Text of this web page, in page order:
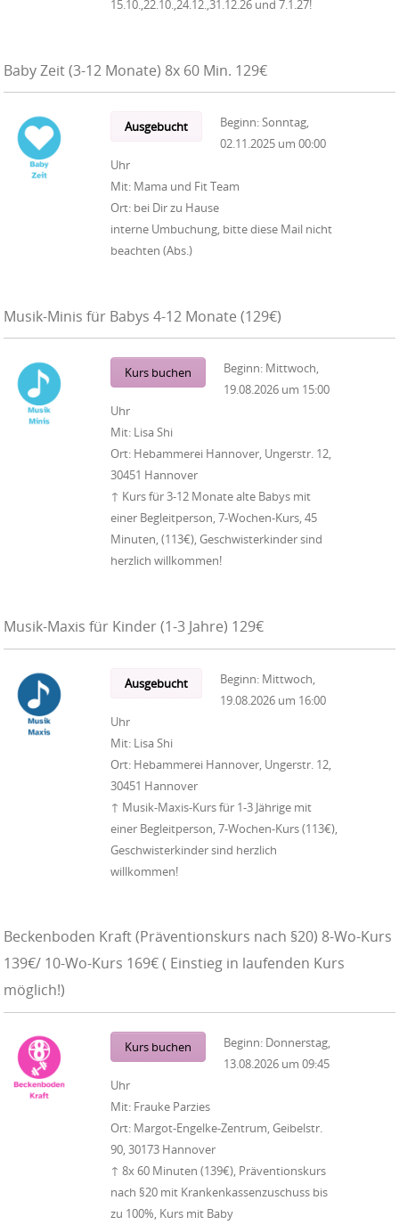
15.10.,22.10.,24.12.,31.12.26 und 7.1.27!
Baby Zeit (3-12 Monate) 8x 60 Min. 129€
Ausgebucht Beginn:Sonntag,
02.11.2025 um 00:00
Uhr
Mit: Mama und Fit Team
Ort: bei Dir zu Hause
interne Umbuchung, bitte diese Mail nicht
beachten (Abs.)
Musik-Minis für Babys 4-12 Monate (129€)
Kurs buchen Beginn: Mittwoch,
19.08.2026 um 15:00
Uhr
Mit: Lisa Shi
Ort: Hebammerei Hannover, Ungerstr. 12,
30451 Hannover
↑ Kurs für 3-12 Monate alte Babys mit
einer Begleitperson, 7-Wochen-Kurs, 45
Minuten, (113€), Geschwisterkinder sind
herzlich willkommen!
Musik-Maxis für Kinder (1-3 Jahre) 129€
Ausgebucht Beginn: Mittwoch,
19.08.2026 um 16:00
Uhr
Mit: Lisa Shi
Ort: Hebammerei Hannover, Ungerstr. 12,
30451 Hannover
↑ Musik-Maxis-Kurs für 1-3 Jährige mit
einer Begleitperson, 7-Wochen-Kurs (113€),
Geschwisterkinder sind herzlich
willkommen!
Beckenboden Kraft (Präventionskurs nach §20) 8-Wo-Kurs
139€/ 10-Wo-Kurs 169€ ( Einstieg in laufenden Kurs
möglich!)
Kurs buchen Beginn: Donnerstag,
13.08.2026 um 09:45
Uhr
Mit: Frauke Parzies
Ort: Margot-Engelke-Zentrum, Geibelstr.
90, 30173 Hannover
↑ 8x 60 Minuten (139€), Präventionskurs
nach §20 mit Krankenkassenzuschuss bis
zu 100%, Kurs mit Baby